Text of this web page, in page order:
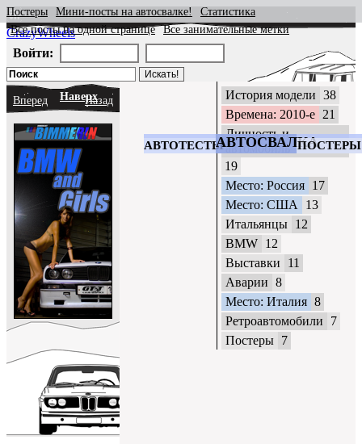
CrazyWheels
АВТОТЕСТЫАВТОСВАЛКАПОСТЕРЫ
Постеры Мини-посты на автосвалке!
Статистика
Все посты на одной странице
Все занимательные метки
Войти:
Вперед НаверхНазад История модели 38
Времена: 2010-е 21
Личность и
автомобиль
19
Место: Россия 17
Место: США
13
Итальянцы 12
BMW 12
Выставки
11
Аварии 8
Место: Италия 8
Ретроавтомобили
7
Постеры 7